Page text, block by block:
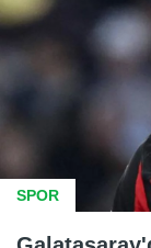
SPOR